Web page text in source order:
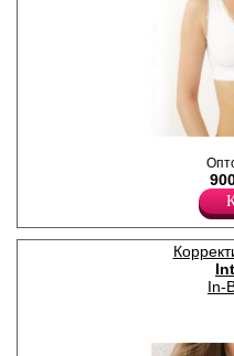
Лайкра 19%
Полиамид
In-